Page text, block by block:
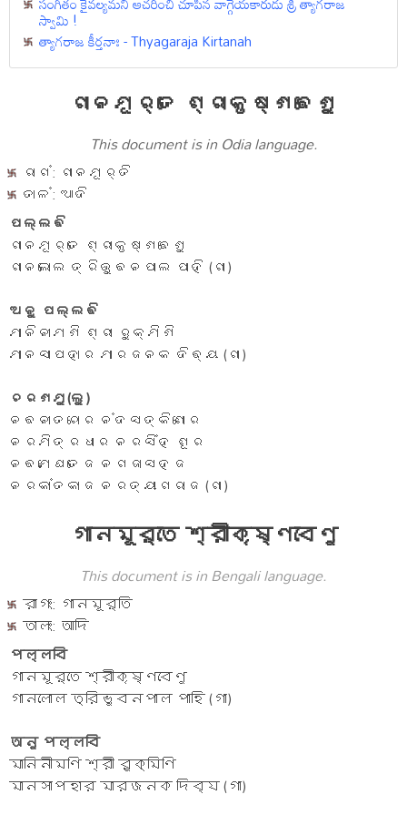
స్వామి !
త్యాగరాజ కీర్తనాః - Thyagaraja Kirtanah
ଗାନମୂର୍ତେ ଶ୍ରୀକୃଷ୍ଣଵେଣୁ
This document is in Odia language.
ରାଗଂ: ଗାନମୂର୍ତି
ତାଳଂ: ଆଦି
ପଲ୍ଲଵି
ଗାନମୂର୍ତେ ଶ୍ରୀକୃଷ୍ଣଵେଣୁ
ଗାନଲୋଲ ତ୍ରିଭୁଵନପାଲ ପାହି (ଗା)
ଅନୁ ପଲ୍ଲଵି
ମାନିନୀମଣି ଶ୍ରୀ ରୁକ୍ମିଣି
ମାନସାପହାର ମାରଜନକ ଦିଵ୍ୟ (ଗା)
ଚରଣମୁ(ଲୁ)
ନଵନୀତଚୋର ନଂଦସତ୍କିଶୋର
ନରମିତ୍ରଧୀର ନରସିଂହ ଶୂର
ନଵମେଘତେଜ ନଗଜାସହଜ
ନରକାଂତକାଜ ନରତ୍ୟାଗରାଜ (ଗା)
গানমূর্তে শ্রীকৃষ্ণবেণু
This document is in Bengali language.
রাগং: গানমূর্তি
তালং: আদি
পল্লবি
গানমূর্তে শ্রীকৃষ্ণবেণু
গানলোল ত্রিভুবনপাল পাহি (গা)
অনু পল্লবি
মানিনীমণি শ্রী রুক্মিণি
মানসাপহার মারজনক দিব্য (গা)